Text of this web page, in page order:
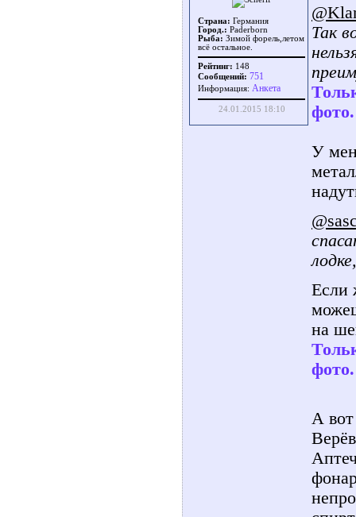
Страна: Германия
Город.: Paderborn
Рыба: Зимой форель,летом
всё остальное.
Рейтинг: 148
Сообщений: 751
Информация: Aнкета
24.01.2015 18:10
Так
фото.
У
Если
на
фото.
А